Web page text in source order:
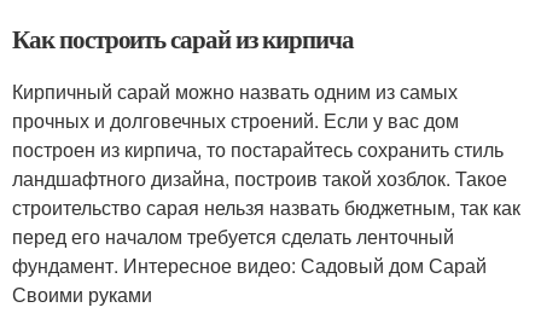
Как построить сарай из кирпича
Кирпичный сарай можно назвать одним из самых
прочных и долговечных строений. Если у вас дом
построен из кирпича, то постарайтесь сохранить стиль
ландшафтного дизайна, построив такой хозблок. Такое
строительство сарая нельзя назвать бюджетным, так как
перед его началом требуется сделать ленточный
фундамент. Интересное видео: Садовый дом Сарай
Своими руками